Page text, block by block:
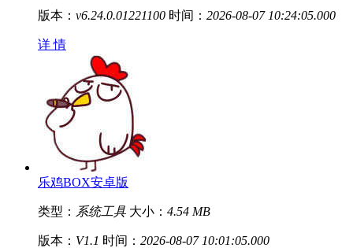
版本： v6.24.0.01221100 时间： 2026-08-07 10:24:05.000
详 情
乐鸡BOX安卓版
类型： 系统工具 大小： 4.54 MB
版本： V1.1 时间： 2026-08-07 10:01:05.000